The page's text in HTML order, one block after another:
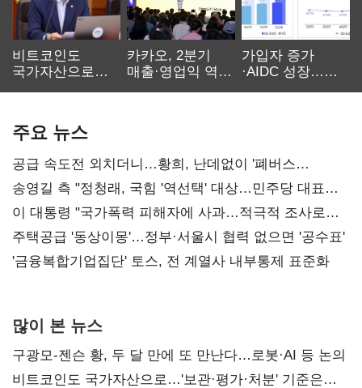
비트코인도
국가자산으로…'
카카오, 2분기
매출·영업익 역대
가입자 증가
·AIDC 성장…
주요 뉴스
공급 속도전 외치더니…황희, 난데없이 '폐버스
리모델링' 제안
송영길 측 "정청래, 국힘 '역선택' 대상…민주당 대표로
총선 지휘 못해"
이 대통령 "국가폭력 피해자에 사과…적극적 조사로
진실 밝혀야"
주택공급 '동상이몽'…정부·서울시 협력 없으면 '공수표'
'금융복합기업집단' 토스, 전 계열사 내부통제 표준화
많이 본 뉴스
구광모-젠슨 황, 두 달 만에 또 만난다…로봇·AI 등 논의
비트코인도 국가자산으로…'보관·평가·처분' 기준은